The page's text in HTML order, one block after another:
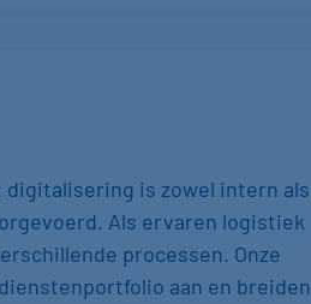
is zowel intern als
Als ervaren logistiek
processen. Onze
aan en breiden